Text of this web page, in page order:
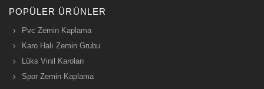
POPÜLER ÜRÜNLER
Pvc Zemin Kaplama
Karo Halı Zemin Grubu
Lüks Vinil Karoları
Spor Zemin Kaplama